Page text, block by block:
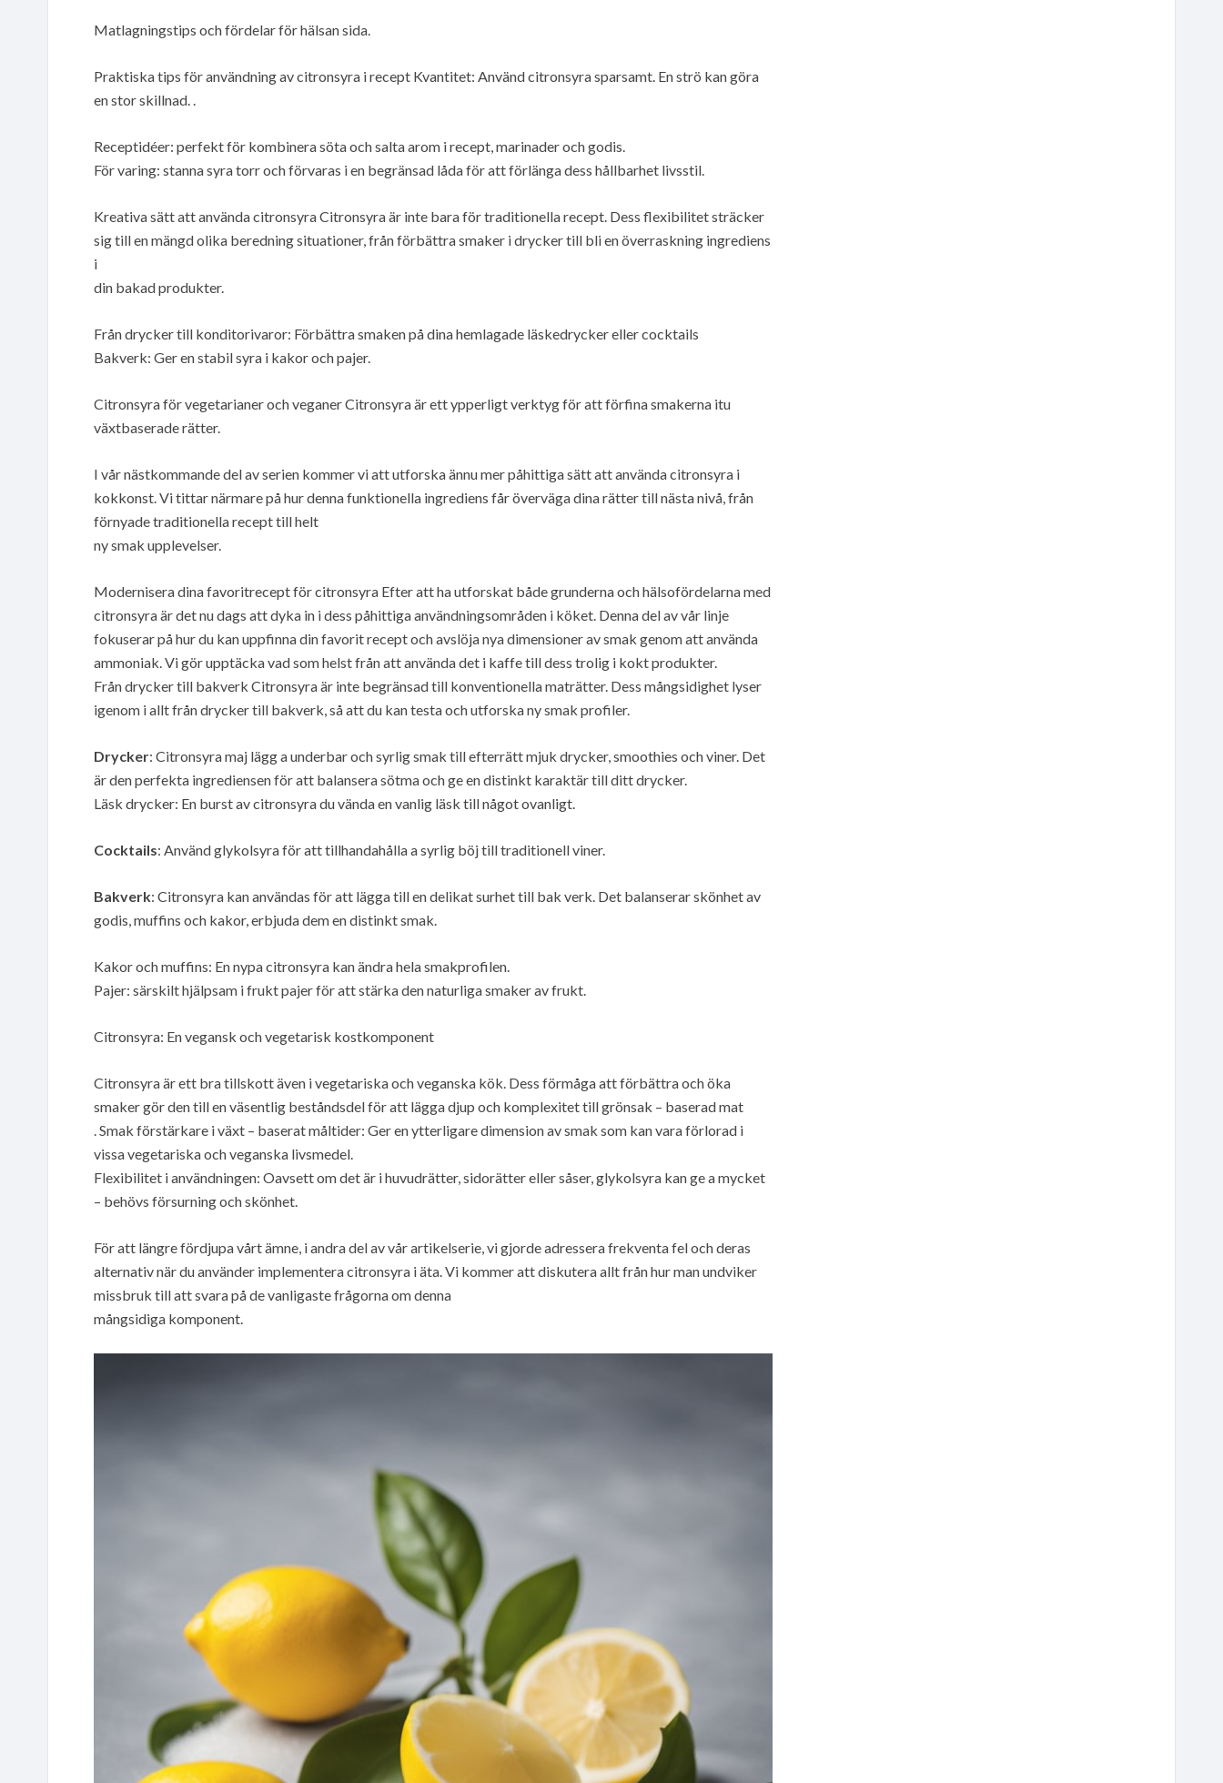
Matlagningstips och fördelar för hälsan sida.
Praktiska tips för användning av citronsyra i recept Kvantitet: Använd citronsyra sparsamt. En strö kan göra
en stor skillnad. .
Receptidéer: perfekt för kombinera söta och salta arom i recept, marinader och godis.
För varing: stanna syra torr och förvaras i en begränsad låda för att förlänga dess hållbarhet livsstil.
Kreativa sätt att använda citronsyra Citronsyra är inte bara för traditionella recept. Dess flexibilitet sträcker
sig till en mängd olika beredning situationer, från förbättra smaker i drycker till bli en överraskning ingrediens
i
din bakad produkter.
Från drycker till konditorivaror: Förbättra smaken på dina hemlagade läskedrycker eller cocktails
Bakverk: Ger en stabil syra i kakor och pajer.
Citronsyra för vegetarianer och veganer Citronsyra är ett ypperligt verktyg för att förfina smakerna itu
växtbaserade rätter.
I vår nästkommande del av serien kommer vi att utforska ännu mer påhittiga sätt att använda citronsyra i
kokkonst. Vi tittar närmare på hur denna funktionella ingrediens får överväga dina rätter till nästa nivå, från
förnyade traditionella recept till helt
ny smak upplevelser.
Modernisera dina favoritrecept för citronsyra Efter att ha utforskat både grunderna och hälsofördelarna med
citronsyra är det nu dags att dyka in i dess påhittiga användningsområden i köket. Denna del av vår linje
fokuserar på hur du kan uppfinna din favorit recept och avslöja nya dimensioner av smak genom att använda
ammoniak. Vi gör upptäcka vad som helst från att använda det i kaffe till dess trolig i kokt produkter.
Från drycker till bakverk Citronsyra är inte begränsad till konventionella maträtter. Dess mångsidighet lyser
igenom i allt från drycker till bakverk, så att du kan testa och utforska ny smak profiler.
Drycker: Citronsyra maj lägg a underbar och syrlig smak till efterrätt mjuk drycker, smoothies och viner. Det
är den perfekta ingrediensen för att balansera sötma och ge en distinkt karaktär till ditt drycker.
Läsk drycker: En burst av citronsyra du vända en vanlig läsk till något ovanligt.
Cocktails: Använd glykolsyra för att tillhandahålla a syrlig böj till traditionell viner.
Bakverk: Citronsyra kan användas för att lägga till en delikat surhet till bak verk. Det balanserar skönhet av
godis, muffins och kakor, erbjuda dem en distinkt smak.
Kakor och muffins: En nypa citronsyra kan ändra hela smakprofilen.
Pajer: särskilt hjälpsam i frukt pajer för att stärka den naturliga smaker av frukt.
Citronsyra: En vegansk och vegetarisk kostkomponent
Citronsyra är ett bra tillskott även i vegetariska och veganska kök. Dess förmåga att förbättra och öka
smaker gör den till en väsentlig beståndsdel för att lägga djup och komplexitet till grönsak – baserad mat
. Smak förstärkare i växt – baserat måltider: Ger en ytterligare dimension av smak som kan vara förlorad i
vissa vegetariska och veganska livsmedel.
Flexibilitet i användningen: Oavsett om det är i huvudrätter, sidorätter eller såser, glykolsyra kan ge a mycket
– behövs försurning och skönhet.
För att längre fördjupa vårt ämne, i andra del av vår artikelserie, vi gjorde adressera frekventa fel och deras
alternativ när du använder implementera citronsyra i äta. Vi kommer att diskutera allt från hur man undviker
missbruk till att svara på de vanligaste frågorna om denna
mångsidiga komponent.